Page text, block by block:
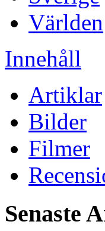
Världen
Innehåll
Artiklar
Bilder
Filmer
Senaste